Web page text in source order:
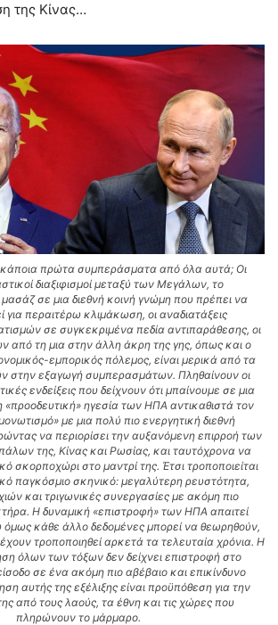
της Κίνας…
πρώτα συμπεράσματα από όλα αυτά; Οι
διαξιφισμοί μεταξύ των Μεγάλων, το
σε μια διεθνή κοινή γνώμη που πρέπει να
για περαιτέρω κλιμάκωση, οι αναδιατάξεις
σε συγκεκριμένα πεδία αντιπαράθεσης, οι
από τη μια στην άλλη άκρη της γης, όπως και ο
εμπορικός πόλεμος, είναι μερικά από τα
στην εξαγωγή συμπερασμάτων. Πληθαίνουν οι
ενδείξεις που δείχνουν ότι μπαίνουμε σε μια
ηγεσία των ΗΠΑ αντικαθιστά τον
με μια πολύ πιο ενεργητική διεθνή
να περιορίσει την αυξανόμενη επιρροή των
της, Κίνας και Ρωσίας, και ταυτόχρονα να
σκορποχώρι στο μαντρί της. Έτσι τροποποιείται
παγκόσμιο σκηνικό: μεγαλύτερη ρευστότητα,
και τριγωνικές συνεργασίες με ακόμη πιο
Η δυναμική «επιστροφή» των ΗΠΑ απαιτεί
όμως κάθε άλλο δεδομένες μπορεί να θεωρηθούν,
τροποποιηθεί αρκετά τα τελευταία χρόνια. Η
όλων των τόξων δεν δείχνει επιστροφή στο
σε ένα ακόμη πιο αβέβαιο και επικίνδυνο
αυτής της εξέλιξης είναι προϋπόθεση για την
από τους λαούς, τα έθνη και τις χώρες που
πληρώνουν το μάρμαρο.